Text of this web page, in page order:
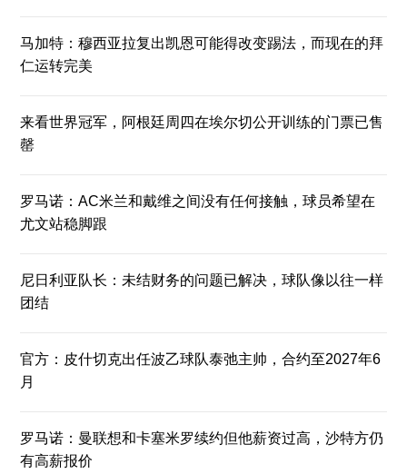
马加特：穆西亚拉复出凯恩可能得改变踢法，而现在的拜
仁运转完美
来看世界冠军，阿根廷周四在埃尔切公开训练的门票已售
罄
罗马诺：AC米兰和戴维之间没有任何接触，球员希望在
尤文站稳脚跟
尼日利亚队长：未结财务的问题已解决，球队像以往一样
团结
官方：皮什切克出任波乙球队泰弛主帅，合约至2027年6
月
罗马诺：曼联想和卡塞米罗续约但他薪资过高，沙特方仍
有高薪报价